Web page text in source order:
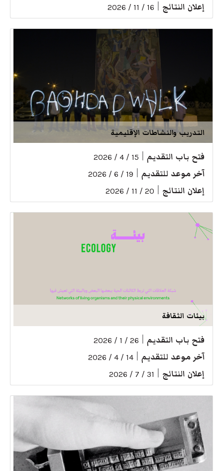
إعلان النتائج 16 / 11 / 2026
التدريب والنشاطات الإقليمية
فتح باب التقديم 15 / 4 / 2026
آخر موعد للتقديم 19 / 6 / 2026
إعلان النتائج 20 / 11 / 2026
بيئات الثقافة
فتح باب التقديم 26 / 1 / 2026
آخر موعد للتقديم 14 / 4 / 2026
إعلان النتائج 31 / 7 / 2026